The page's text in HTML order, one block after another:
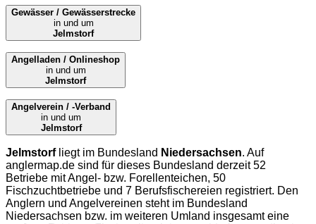
Gewässer / Gewässerstrecke
in und um
Jelmstorf
Angelladen / Onlineshop
in und um
Jelmstorf
Angelverein / -Verband
in und um
Jelmstorf
Jelmstorfliegt im Bundesland Niedersachsen. Auf
anglermap.de sind für dieses Bundesland derzeit 52
Betriebe mit Angel- bzw. Forellenteichen, 50
Fischzuchtbetriebe und 7 Berufsfischereien registriert. Den
Anglern und Angelvereinen steht im Bundesland
Niedersachsen bzw. im weiteren Umland insgesamt eine